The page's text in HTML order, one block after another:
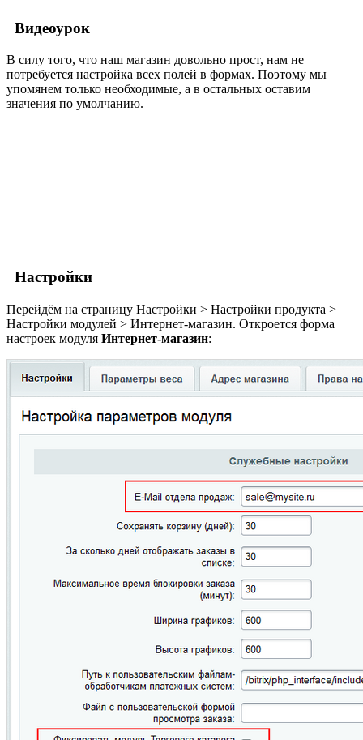
Видеоурок
В силу того, что наш магазин довольно прост, нам не
потребуется настройка всех полей в формах. Поэтому мы
упомянем только необходимые, а в остальных оставим
значения по умолчанию.
Настройки
Перейдём на страницу Настройки > Настройки продукта >
Настройки модулей > Интернет-магазин. Откроется форма
настроек модуля Интернет-магазин: